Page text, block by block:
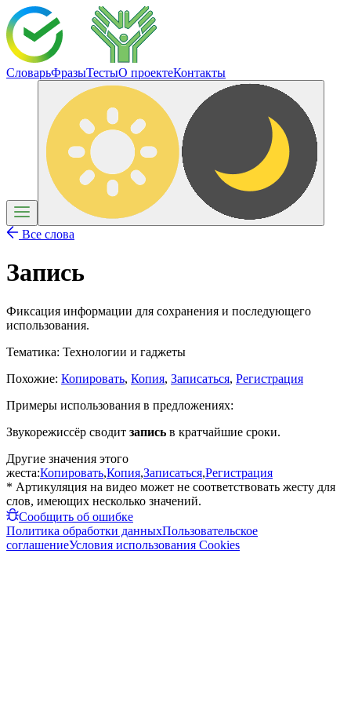
СловарьФразыТестыО проектеКонтакты
Все слова
Запись
Фиксация информации для сохранения и последующего
использования.
Тематика: Технологии и гаджеты
Похожие: Копировать, Копия, Записаться, Регистрация
Примеры использования в предложениях:
Звукорежиссёр сводит запись в кратчайшие сроки.
Другие значения этого
жеста:Копировать,Копия,Записаться,Регистрация
* Артикуляция на видео может не соответствовать жесту для
слов, имеющих несколько значений.
Сообщить об ошибке
Политика обработки данныхПользовательское
соглашениеУсловия использования Cookies